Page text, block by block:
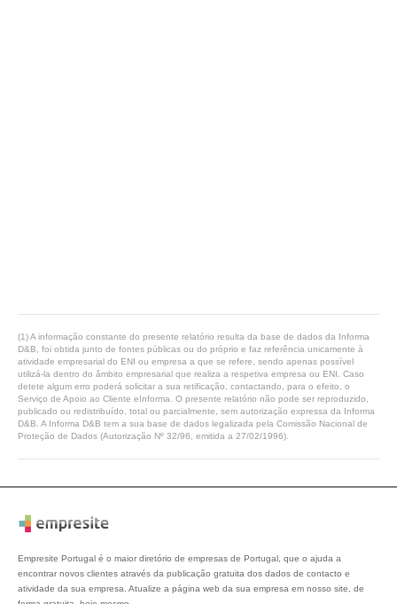
(1) A informação constante do presente relatório resulta da base de dados da Informa
D&B, foi obtida junto de fontes públicas ou do próprio e faz referência unicamente à
atividade empresarial do ENI ou empresa a que se refere, sendo apenas possível
utilizá-la dentro do âmbito empresarial que realiza a respetiva empresa ou ENI. Caso
detete algum erro poderá solicitar a sua retificação, contactando, para o efeito, o
Serviço de Apoio ao Cliente eInforma. O presente relatório não pode ser reproduzido,
publicado ou redistribuído, total ou parcialmente, sem autorização expressa da Informa
D&B. A Informa D&B tem a sua base de dados legalizada pela Comissão Nacional de
Proteção de Dados (Autorização Nº 32/96, emitida a 27/02/1996).
Empresite Portugal é o maior diretório de empresas de Portugal, que o ajuda a
encontrar novos clientes através da publicação gratuita dos dados de contacto e
atividade da sua empresa. Atualize a página web da sua empresa em nosso site, de